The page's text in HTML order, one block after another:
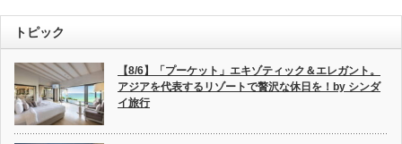
トピック
【8/6】「プーケット」エキゾティック＆エレガント。
アジアを代表するリゾートで贅沢な休日を！by シンダ
イ旅行